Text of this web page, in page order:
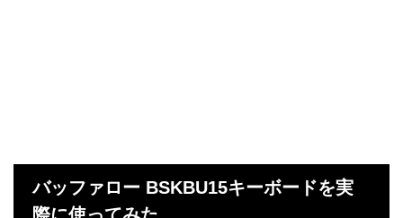
バッファロー BSKBU15キーボードを実